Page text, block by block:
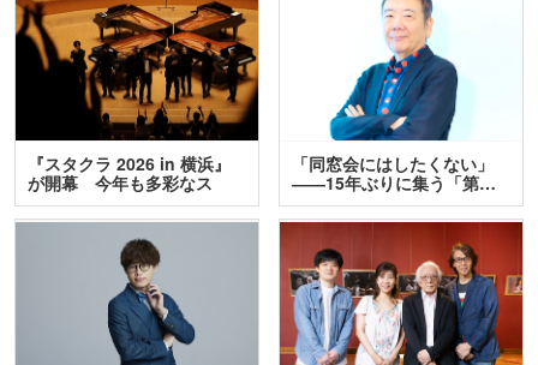
『スタクラ 2026 in 横浜』
が開幕 今年も多彩なス
テ…
「同窓会にはしたくない」
――15年ぶりに集う「第…